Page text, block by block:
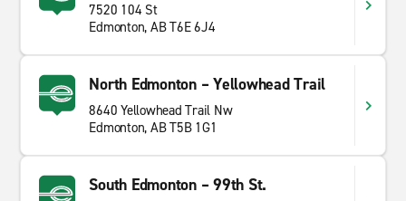
7520 104 St
Edmonton, AB T6E 6J4
North Edmonton – Yellowhead Trail
8640 Yellowhead Trail Nw
Edmonton, AB T5B 1G1
South Edmonton – 99th St.